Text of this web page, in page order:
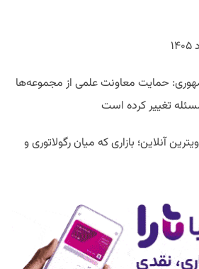
حمایت معاونت علمی از مجموعه‌ها
تغییر کرده است
آنلاین؛ بازاری که میان رگولاتوری و